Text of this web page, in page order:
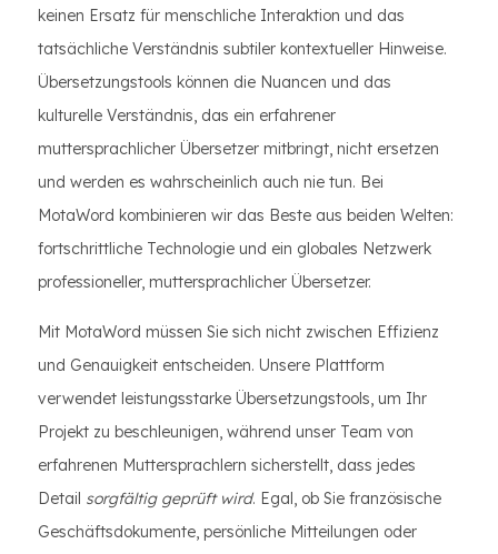
keinen Ersatz für menschliche Interaktion und das
tatsächliche Verständnis subtiler kontextueller Hinweise.
Übersetzungstools können die Nuancen und das
kulturelle Verständnis, das ein erfahrener
muttersprachlicher Übersetzer mitbringt, nicht ersetzen
und werden es wahrscheinlich auch nie tun. Bei
MotaWord kombinieren wir das Beste aus beiden Welten:
fortschrittliche Technologie und ein globales Netzwerk
professioneller, muttersprachlicher Übersetzer.
Mit MotaWord müssen Sie sich nicht zwischen Effizienz
und Genauigkeit entscheiden. Unsere Plattform
verwendet leistungsstarke Übersetzungstools, um Ihr
Projekt zu beschleunigen, während unser Team von
erfahrenen Muttersprachlern sicherstellt, dass jedes
Detail sorgfältig geprüft wird. Egal, ob Sie französische
Geschäftsdokumente, persönliche Mitteilungen oder